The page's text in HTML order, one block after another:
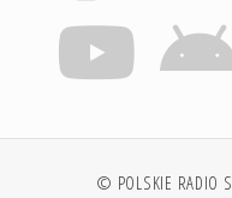
© POLSKIE RADIO